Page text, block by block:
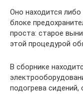
Оно находится
блоке
проста: старое
этой процедурой
В сборнике
подогрева